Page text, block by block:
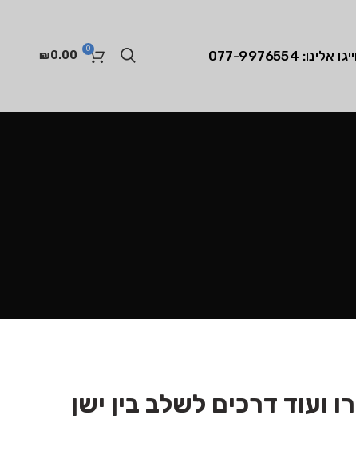
אלינו: 077-9976554 0
₪0.00
ועוד דרכים לשלב בין ישן